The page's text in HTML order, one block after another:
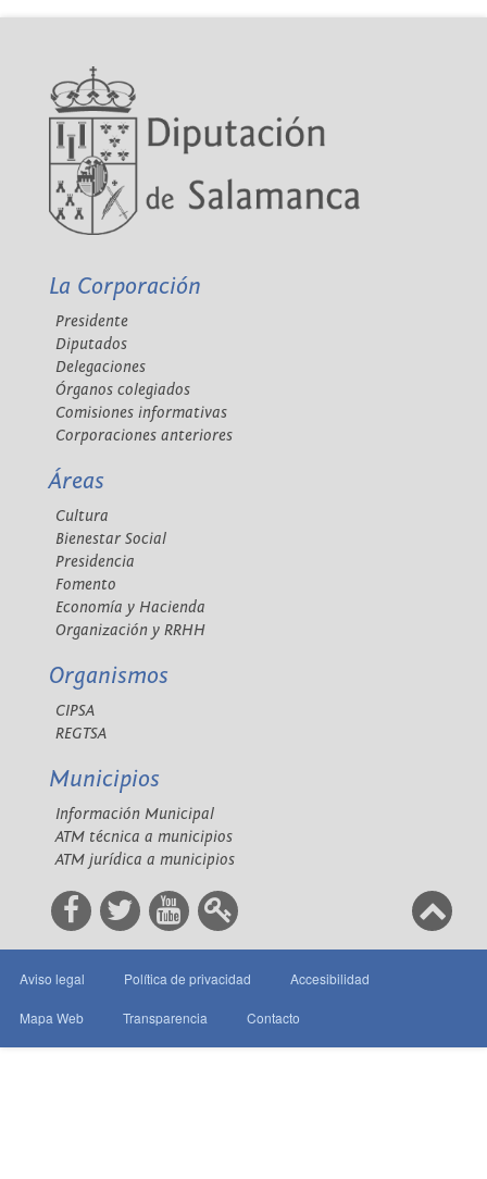
La Corporación
Presidente
Diputados
Delegaciones
Órganos colegiados
Comisiones informativas
Corporaciones anteriores
Áreas
Cultura
Bienestar Social
Presidencia
Fomento
Economía y Hacienda
Organización y RRHH
Organismos
CIPSA
REGTSA
Municipios
Información Municipal
ATM técnica a municipios
ATM jurídica a municipios
Aviso legal Política de privacidad Accesibilidad
Mapa Web Transparencia Contacto